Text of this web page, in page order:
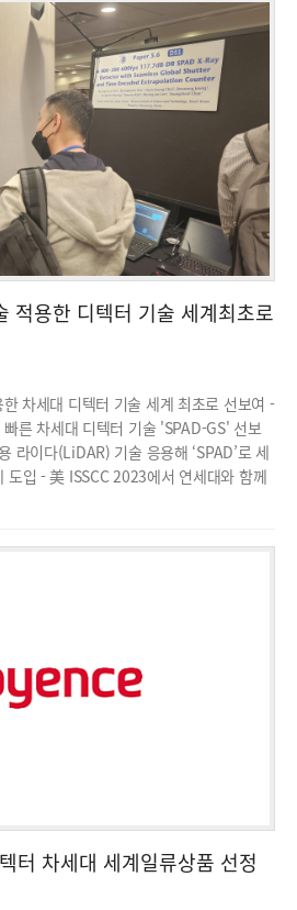
적용한 디텍터 기술 세계최초로
차세대 디텍터 기술 세계 최초로 선보여 -
른 차세대 디텍터 기술 'SPAD-GS' 선보
라이다(LiDAR) 기술 응용해 ‘SPAD’로 세
도입 - 美 ISSCC 2023에서 연세대와 함께
터 차세대 세계일류상품 선정